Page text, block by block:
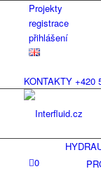
Projekty
registrace
přihlášení
KONTAKTY +420
0